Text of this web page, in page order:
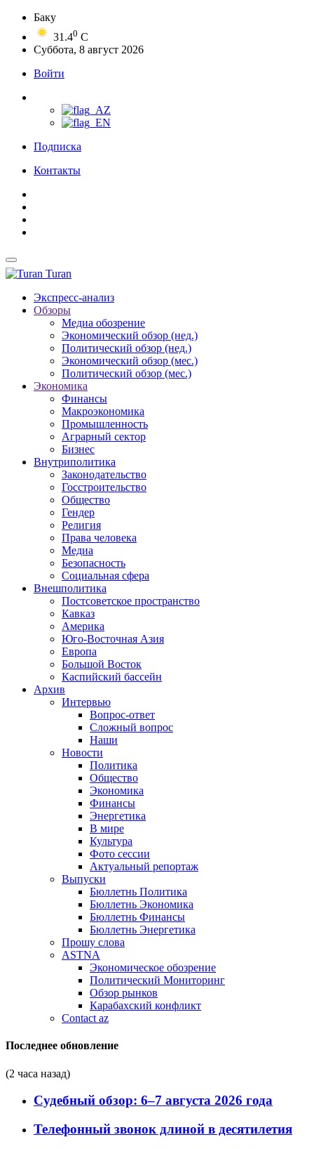
Баку
31.40 C
Суббота, 8 август 2026
Войти
Подписка
Контакты
Turan
Экспресс-анализ
Обзоры
Медиа обозрение
Экономический обзор (нед.)
Политический обзор (нед.)
Экономический обзор (мес.)
Политический обзор (мес.)
Экономика
Финансы
Макроэкономика
Промышленность
Аграрный сектор
Бизнес
Внутриполитика
Законодательство
Госстроительство
Общество
Гендер
Религия
Права человека
Медиа
Безопасность
Социальная сфера
Внешполитика
Постсоветское пространство
Кавказ
Америка
Юго-Восточная Азия
Европа
Большой Восток
Каспийский бассейн
Архив
Интервью
Вопрос-ответ
Сложный вопрос
Наши
Новости
Политика
Общество
Экономика
Финансы
Энергетика
В мире
Культура
Фото сессии
Актуальный репортаж
Выпуски
Бюллетнь Политика
Бюллетнь Экономика
Бюллетнь Финансы
Бюллетнь Энергетика
Прошу слова
ASTNA
Экономическое обозрение
Политический Мониторинг
Обзор рынков
Карабахский конфликт
Contact az
Последнее обновление
(2 часа назад)
Судебный обзор: 6–7 августа 2026 года
Телефонный звонок длиной в десятилетия